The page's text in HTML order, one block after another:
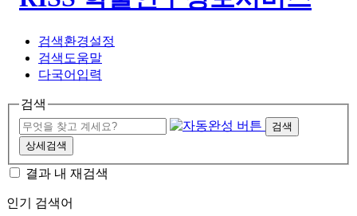
검색환경설정
검색도움말
다국어입력
검색
검색
상세검색
결과 내 재검색
인기 검색어